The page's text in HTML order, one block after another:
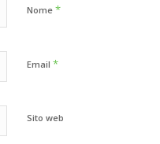
Nome *
Email *
Sito web